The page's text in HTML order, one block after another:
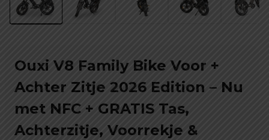
Ouxi V8 Family Bike Voor +
Achter Zitje 2026 Edition – Nu
met NFC + GRATIS Tas,
Achterzitje, Voorrekje &